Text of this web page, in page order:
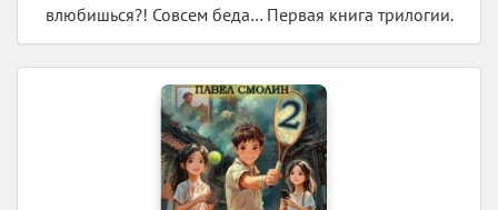
влюбишься?! Совсем беда… Первая книга трилогии.